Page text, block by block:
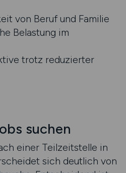
von Beruf und Familie
Belastung im
trotz reduzierter
suchen
einer Teilzeitstelle in
sich deutlich von